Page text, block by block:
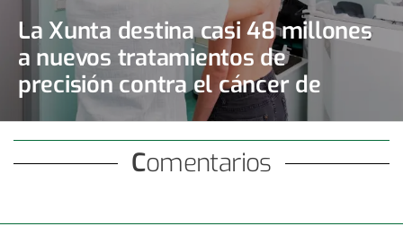
La Xunta destina casi 48 millones
a nuevos tratamientos de
precisión contra el cáncer de
mama y de ovario
Comentarios